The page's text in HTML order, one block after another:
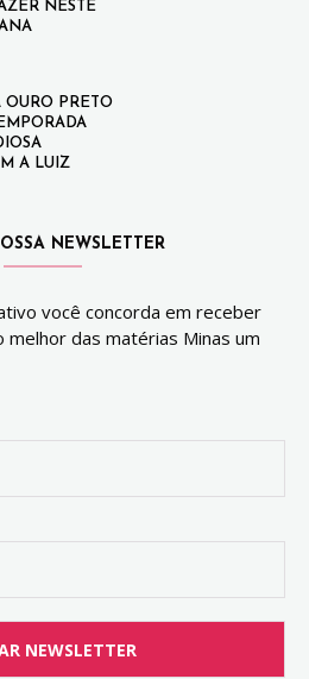
NESTE
OURO PRETO
A LUIZ
NEWSLETTER
você concorda em receber
das matérias Minas um